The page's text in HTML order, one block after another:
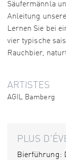
Säufermännla
Anleitung
Lernen Sie bei
vier typische
Rauchbier,
ARTISTES
AGIL Bamberg
PLUS
Bierführung: